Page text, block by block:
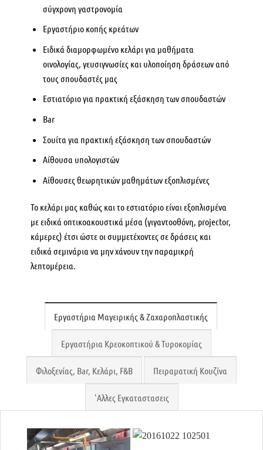
σύγχρονη γαστρονομία
Εργαστήριο κοπής κρεάτων
Ειδικά διαμορφωμένο κελάρι για μαθήματα
οινολογίας, γευσιγνωσίες και υλοποίηση δράσεων από
τους σπουδαστές μας
Εστιατόριο για πρακτική εξάσκηση των σπουδαστών
Bar
Σουίτα για πρακτική εξάσκηση των σπουδαστών
Αίθουσα υπολογιστών
Αίθουσες θεωρητικών μαθημάτων εξοπλισμένες
Το κελάρι μας καθώς και το εστιατόριο είναι εξοπλισμένα
με ειδικά οπτικοακουστικά μέσα (γιγαντοοθόνη, projector,
κάμερες) έτσι ώστε οι συμμετέχοντες σε δράσεις και
ειδικά σεμινάρια να μην χάνουν την παραμικρή
λεπτομέρεια.
Εργαστήρια Μαγειρικής & Ζαχαροπλαστικής
Εργαστήρια Κρεοκοπτικού & Τυροκομίας
Φιλοξενίας, Bar, Κελάρι, F&B Πειραματική Κουζίνα
'Αλλες Εγκαταστασεις